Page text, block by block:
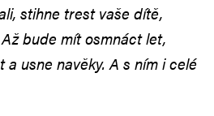
stihne trest vaše dítě,
bude mít osmnáct let,
usne navěky. A s ním i celé